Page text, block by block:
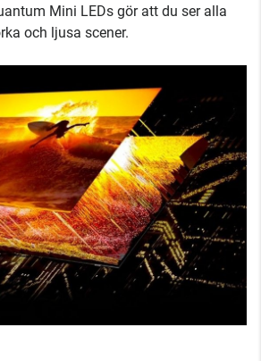
Mini LEDs gör att du ser alla
och ljusa scener.